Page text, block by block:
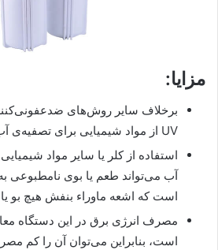
مزایا:
برخلاف سایر روش‌های
UV از مواد شیمیایی برای تصفیه‌ی آب استفاده نمی‌کند.
استفاده از کلر یا سایر مواد
آب می‌تواند طعم یا بوی نامطبوعی
است که اشعه ماوراء بنفش هیچ بو
است، بنابراین می‌توان آن را کم